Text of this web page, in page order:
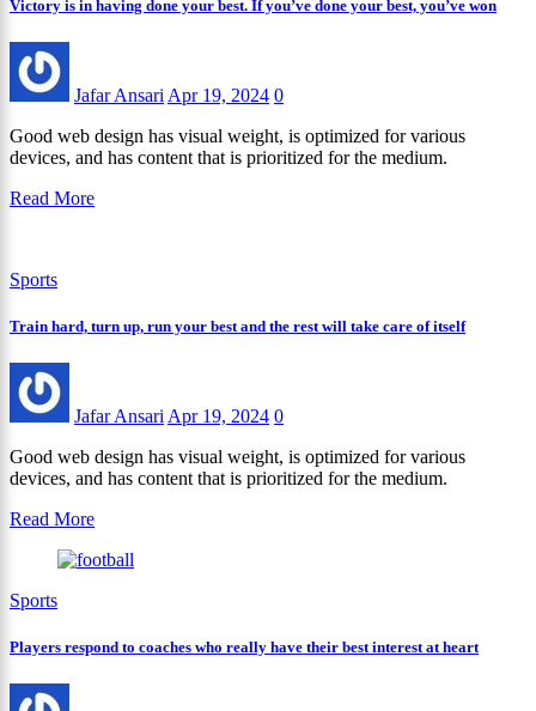
Victory is in having done your best. If you’ve done your best, you’ve won
Jafar Ansari Apr 19, 2024 0
Good web design has visual weight, is optimized for various
devices, and has content that is prioritized for the medium.
Read More
Sports
Train hard, turn up, run your best and the rest will take care of itself
Jafar Ansari Apr 19, 2024 0
Good web design has visual weight, is optimized for various
devices, and has content that is prioritized for the medium.
Read More
Sports
Players respond to coaches who really have their best interest at heart